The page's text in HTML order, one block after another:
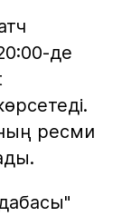
де
ресми